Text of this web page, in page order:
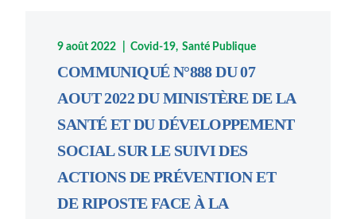
9 août 2022 Covid-19 Santé Publique
COMMUNIQUÉ N°888 DU 07
AOUT 2022 DU MINISTÈRE DE LA
SANTÉ ET DU DÉVELOPPEMENT
SOCIAL SUR LE SUIVI DES
ACTIONS DE PRÉVENTION ET
DE RIPOSTE FACE À LA